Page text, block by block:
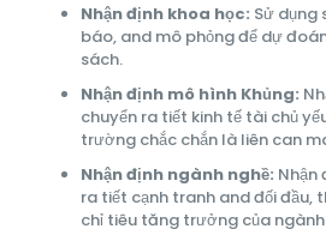
Nhận định khoa học: Sử dụng
báo, and mô phỏng để dự
sách.
Nhận định mô hình Khủng:
chuyển ra tiết kinh tế tài chủ
trường chắc chắn là liên can
Nhận định ngành nghề: Nhận
ra tiết cạnh tranh and đối đầu,
chỉ tiêu tăng trưởng của ngành